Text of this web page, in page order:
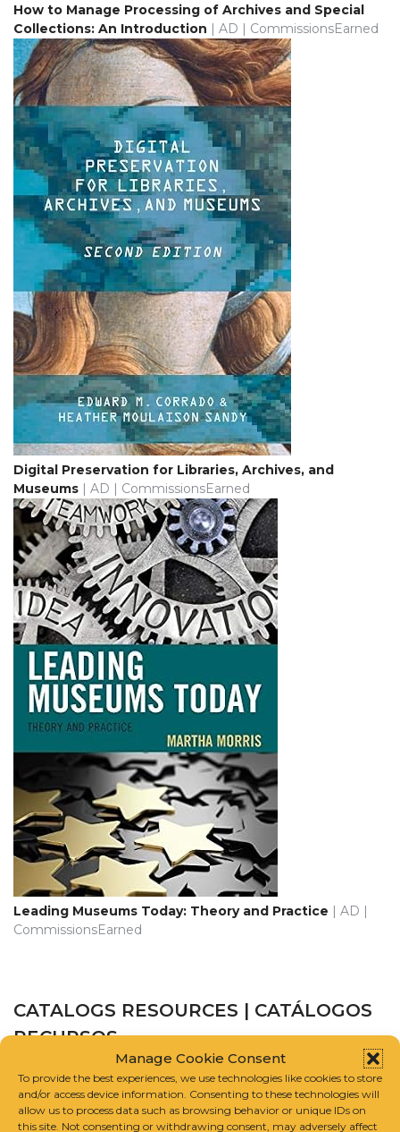
Manage Cookie Consent
To provide the best experiences, we use technologies like cookies to store
and/or access device information. Consenting to these technologies will
allow us to process data such as browsing behavior or unique IDs on
this site. Not consenting or withdrawing consent, may adversely affect
How to Manage Processing of Archives and Special
Collections: An Introduction | AD | CommissionsEarned
Digital Preservation for Libraries, Archives, and
Museums | AD | CommissionsEarned
Leading Museums Today: Theory and Practice | AD |
CommissionsEarned
CATALOGS RESOURCES | CATÁLOGOS
RECURSOS
CATALOGUE RAISONNÉ SCHOLARS ASSOCIATION